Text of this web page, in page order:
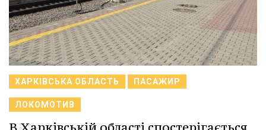
ХАРКІВСЬКА ОБЛАСТЬ ПАСАЖИР
ЛОКОМОТИВ